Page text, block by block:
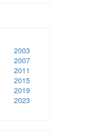
2003
2007
2011
2015
2019
2023